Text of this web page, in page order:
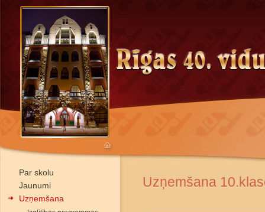
Par skolu
Jaunumi
Uzņemšana
Uzņemšana